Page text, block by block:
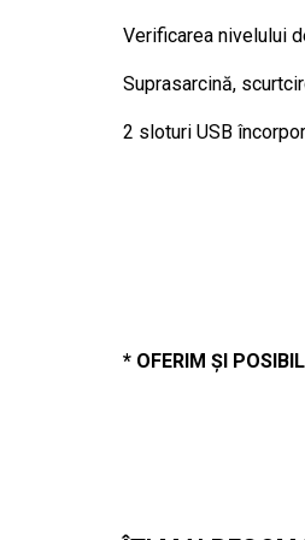
Verificarea nivelului
Suprasarcină,
2 sloturi USB
* OFERIM ȘI